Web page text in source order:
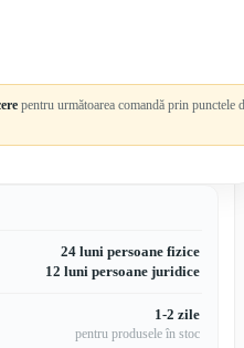
24 luni persoane fizice
12 luni persoane juridice
1-2 zile
pentru produsele în stoc
pentru următoarea comandă prin punctele